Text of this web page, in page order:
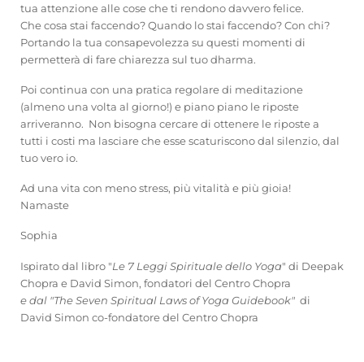
tua attenzione alle cose che ti rendono davvero felice.
Che cosa stai faccendo? Quando lo stai faccendo? Con chi?
Portando la tua consapevolezza su questi momenti di
permetterà di fare chiarezza sul tuo dharma.
Poi continua con una pratica regolare di meditazione
(almeno una volta al giorno!) e piano piano le riposte
arriveranno. Non bisogna cercare di ottenere le riposte a
tutti i costi ma lasciare che esse scaturiscono dal silenzio, dal
tuo vero io.
Ad una vita con meno stress, più vitalità e più gioia!
Namaste
Sophia
Ispirato dal libro "Le 7 Leggi Spirituale dello Yoga" di Deepak
Chopra e David Simon, fondatori del Centro Chopra
e dal "The Seven Spiritual Laws of Yoga Guidebook" di
David Simon co-fondatore del Centro Chopra